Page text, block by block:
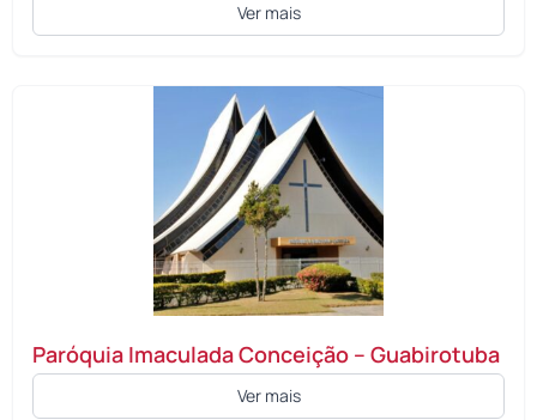
Ver mais
Paróquia Imaculada Conceição – Guabirotuba
Ver mais